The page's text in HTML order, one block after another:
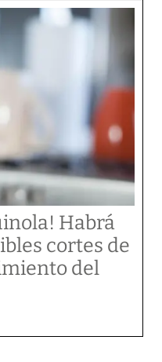
Habrá
cortes de
del